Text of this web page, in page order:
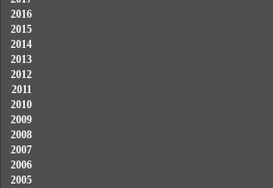
2016
2015
2014
2013
2012
2011
2010
2009
2008
2007
2006
2005